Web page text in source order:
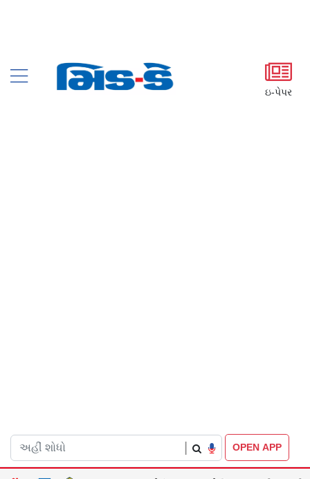
ઇ-પેપર
OPEN APP